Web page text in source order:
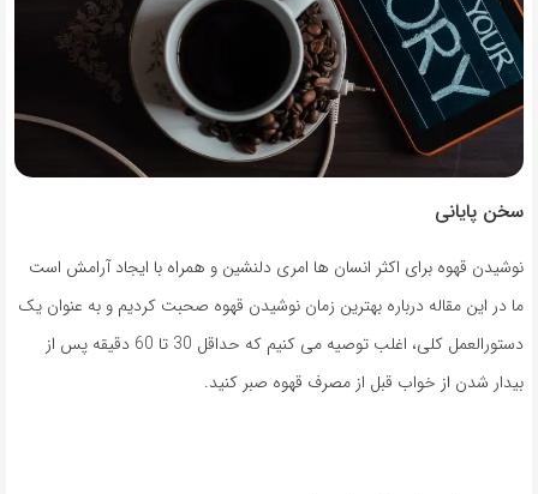
سخن پایانی
نوشیدن قهوه برای اکثر انسان ها امری دلنشین و همراه با ایجاد آرامش است
ما در این مقاله درباره بهترین زمان نوشیدن قهوه صحبت کردیم و به عنوان یک
دستورالعمل کلی، اغلب توصیه می کنیم که حداقل 30 تا 60 دقیقه پس از
بیدار شدن از خواب قبل از مصرف قهوه صبر کنید.